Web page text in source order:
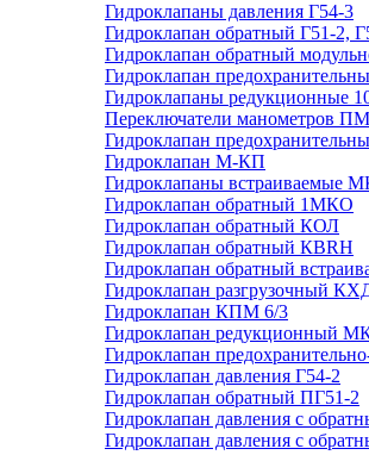
Гидроклапаны давления Г54-3
Гидроклапан обратный Г51-2,
Гидроклапан обратный
Гидроклапан
Гидроклапаны редукционные
Переключатели манометров ПМ
Гидроклапан
Гидроклапан М-КП
Гидроклапаны встраиваемые
Гидроклапан обратный 1МКО
Гидроклапан обратный КОЛ
Гидроклапан обратный КВRН
Гидроклапан обратный
Гидроклапан разгрузочный
Гидроклапан КПМ 6/3
Гидроклапан редукционный
Гидроклапан
Гидроклапан давления Г54-2
Гидроклапан обратный ПГ51-2
Гидроклапан давления с
Гидроклапан давления с